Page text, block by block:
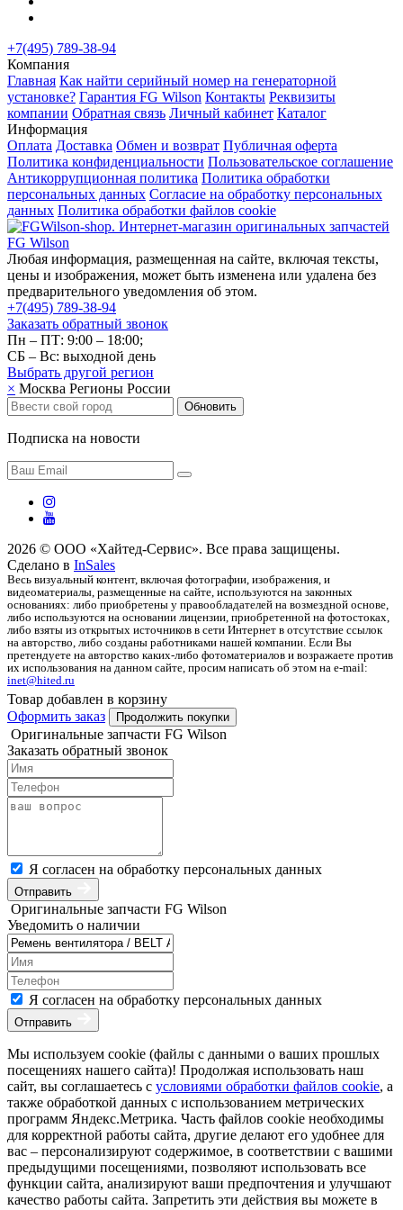
+7(495) 789-38-94
Компания
Главная Как найти серийный номер на генераторной
установке? Гарантия FG Wilson Контакты Реквизиты
компании Обратная связь Личный кабинет Каталог
Информация
Оплата Доставка Обмен и возврат Публичная оферта
Политика конфиденциальности Пользовательское соглашение
Антикоррупционная политика Политика обработки
персональных данных Согласие на обработку персональных
данных Политика обработки файлов cookie
Любая информация, размещенная на сайте, включая тексты,
цены и изображения, может быть изменена или удалена без
предварительного уведомления об этом.
+7(495) 789-38-94
Заказать обратный звонок
Пн – ПТ: 9:00 – 18:00;
СБ – Вс: выходной день
Выбрать другой регион
× Москва Регионы России
Обновить
Подписка на новости
2026 © ООО «Хайтед-Сервис». Все права защищены.
Сделано в InSales
Весь визуальный контент, включая фотографии, изображения, и
видеоматериалы, размещенные на сайте, используются на законных
основаниях: либо приобретены у правообладателей на возмездной основе,
либо используются на основании лицензии, приобретенной на фотостоках,
либо взяты из открытых источников в сети Интернет в отсутствие ссылок
на авторство, либо созданы работниками нашей компании. Если Вы
претендуете на авторство каких-либо фотоматериалов и возражаете против
их использования на данном сайте, просим написать об этом на e-mail:
inet@hited.ru
Товар добавлен в корзину
Оформить заказ
Продолжить покупки
Оригинальные запчасти FG Wilson
Заказать обратный звонок
Я согласен на обработку персональных данных
Отправить
Оригинальные запчасти FG Wilson
Уведомить о наличии
Я согласен на обработку персональных данных
Отправить
Мы используем cookie (файлы с данными о ваших прошлых
посещениях нашего сайта)! Продолжая использовать наш
сайт, вы соглашаетесь с условиями обработки файлов cookie, а
также обработкой данных с использованием метрических
программ Яндекс.Метрика. Часть файлов cookie необходимы
для корректной работы сайта, другие делают его удобнее для
вас – персонализируют содержимое, в соответствии с вашими
предыдущими посещениями, позволяют использовать все
функции сайта, анализируют ваши предпочтения и улучшают
качество работы сайта. Запретить эти действия вы можете в